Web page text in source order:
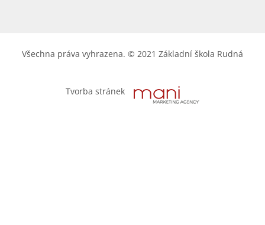
Tvorba stránek
Všechna práva vyhrazena. © 2021 Základní škola Rudná